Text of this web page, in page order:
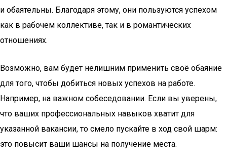
и обаятельны. Благодаря этому, они пользуются успехом
как в рабочем коллективе, так и в романтических
отношениях.
Возможно, вам будет нелишним применить своё обаяние
для того, чтобы добиться новых успехов на работе.
Например, на важном собеседовании. Если вы уверены,
что ваших профессиональных навыков хватит для
указанной вакансии, то смело пускайте в ход свой шарм:
это повысит ваши шансы на получение места.